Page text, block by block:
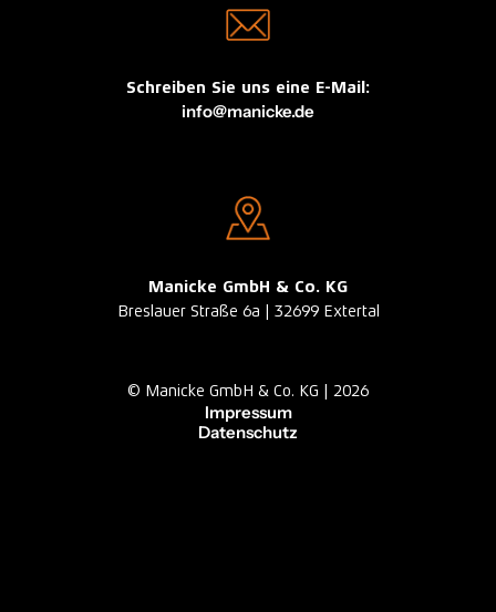
Schreiben Sie uns eine E-Mail:
info@manicke.de
Manicke GmbH & Co. KG
Breslauer Straße 6a | 32699 Extertal
© Manicke GmbH & Co. KG | 2026
Impressum
Datenschutz